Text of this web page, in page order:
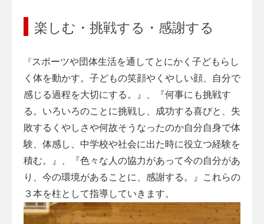
楽しむ・挑戦する・感謝する
『スポーツや団体生活を通してとにかく子どもらし
く体を動かす。子どもの笑顔やくやしい顔、自分で
感じる過程を大切にする。』、『何事にも挑戦す
る。いろいろのことに挑戦し、成功する喜びと、失
敗するくやしさや何故そうなったのか自分自身で体
験、体感し、中学校や社会に出た時に役立つ経験を
積む。』、『色々な人の協力があって今の自分があ
り、今の環境があることに、感謝する。』これらの
３本を柱として指導していきます。